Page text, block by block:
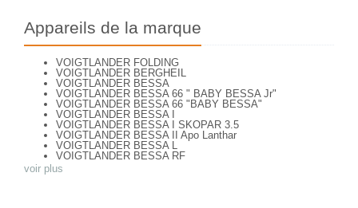
Appareils de la marque
VOIGTLANDER FOLDING
VOIGTLANDER BERGHEIL
VOIGTLANDER BESSA
VOIGTLANDER BESSA 66 " BABY BESSA Jr"
VOIGTLANDER BESSA 66 "BABY BESSA"
VOIGTLANDER BESSA I
VOIGTLANDER BESSA I SKOPAR 3.5
VOIGTLANDER BESSA II Apo Lanthar
VOIGTLANDER BESSA L
VOIGTLANDER BESSA RF
VOIGTLANDER BESSA VOIGTAR 4.5
voir plus